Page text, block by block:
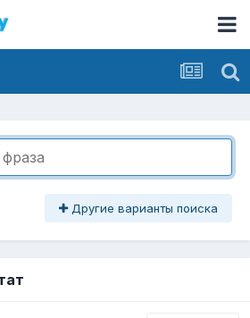
Другие варианты поиска